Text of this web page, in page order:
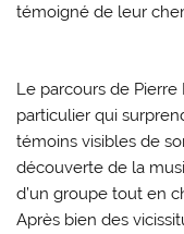
témoigné de leur
Le parcours de Pierre
particulier qui
témoins visibles de
découverte de la
d’un groupe tout en
Après bien des